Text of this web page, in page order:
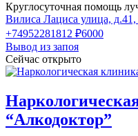
Круглосуточная помощь
Вилиса Лациса улица,
+74952281812 ₽6000
Вывод из запоя
Сейчас открыто
“Алкодоктор”